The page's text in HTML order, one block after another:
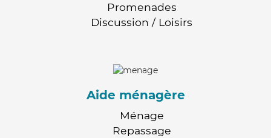
Promenades
Discussion / Loisirs
Aide ménagère
Ménage
Repassage